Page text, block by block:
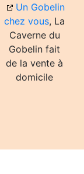
Un Gobelin
chez vous, La
Caverne du
Gobelin fait
de la vente à
domicile